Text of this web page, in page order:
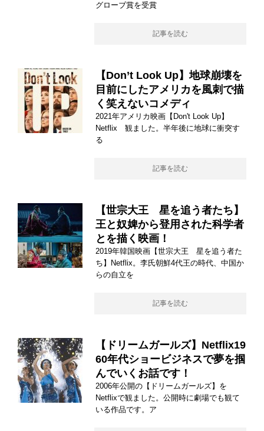
グローブ賞を受賞
記事を読む
【Don’t Look Up】地球崩壊を
目前にしたアメリカを風刺で描
く笑えないコメディ
2021年アメリカ映画【Don't Look Up】
Netflix 観ました。半年後に地球に衝突す
る
記事を読む
【世宗大王 星を追う者たち】
王と奴婢から登用された科学者
とを描く映画！
2019年韓国映画【世宗大王 星を追う者た
ち】Netflix。李氏朝鮮4代王の時代、中国か
らの自立を
記事を読む
【ドリームガールズ】Netflix19
60年代ショービジネスで夢を掴
んでいくお話です！
2006年公開の【ドリームガールズ】を
Netflixで観ました。公開時に劇場でも観て
いる作品です。ア